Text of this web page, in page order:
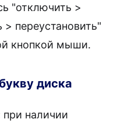
"отключить >
переустановить"
кнопкой мыши.
диска
при наличии